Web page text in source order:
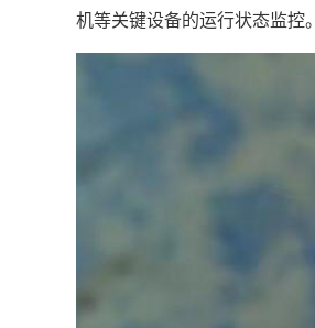
机等关键设备的运行状态监控。